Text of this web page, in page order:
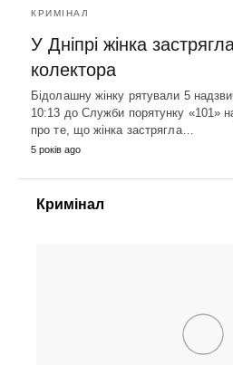
КРИМІНАЛ
У Дніпрі жінка
колектора
Бідолашну жінку рятували 5
10:13 до Служби порятунку «101»
про те, що жінка застрягла…
5 років ago